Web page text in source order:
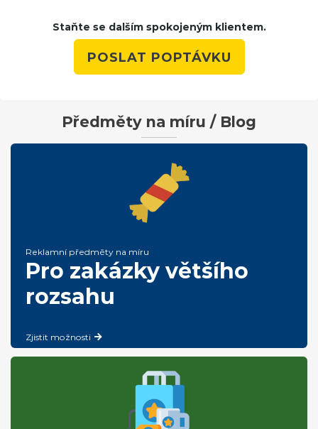
Staňte se dalším spokojeným klientem.
POSLAT POPTÁVKU
Předměty na míru / Blog
Reklamní předměty na míru
Pro zakázky většího
rozsahu
Zjistit možnosti